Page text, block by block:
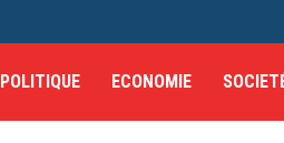
POLITIQUE ECONOMIE